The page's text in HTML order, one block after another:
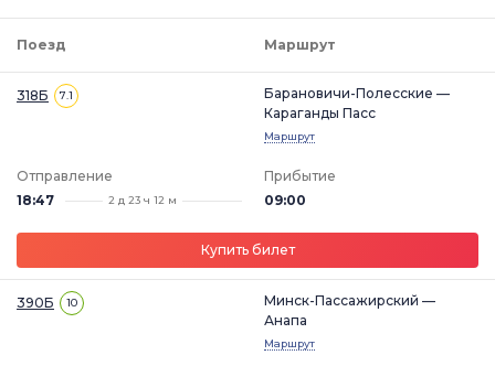
Поезд Маршрут
318Б 7.1
Барановичи-Полесские —
Караганды Пасс
Маршрут
Отправление
18:47
2 д 23 ч 12 м
Прибытие
09:00
Купить билет
390Б 10
Минск-Пассажирский —
Анапа
Маршрут